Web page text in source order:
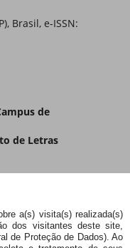
a(s) visita(s) realizada(s)
dos visitantes deste site,
de Proteção de Dados). Ao
Brasil, e-ISSN:
de
de Letras